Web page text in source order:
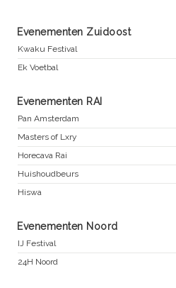
Evenementen Zuidoost
Kwaku Festival
Ek Voetbal
Evenementen RAI
Pan Amsterdam
Masters of Lxry
Horecava Rai
Huishoudbeurs
Hiswa
Evenementen Noord
IJ Festival
24H Noord